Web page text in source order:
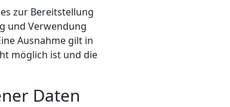
zur Bereitstellung
und Verwendung
Ausnahme gilt in
möglich ist und die
Daten